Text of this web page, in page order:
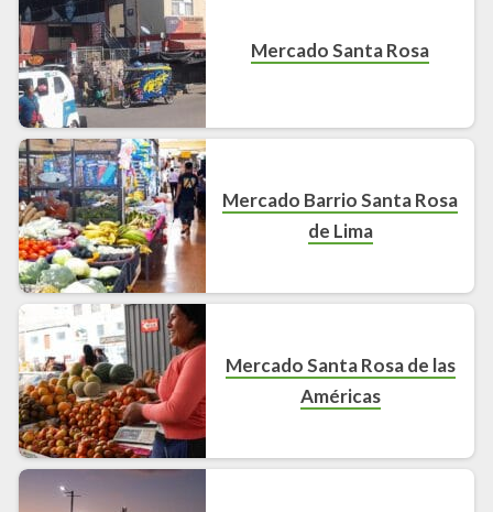
Mercado Santa Rosa
Mercado Barrio Santa Rosa
de Lima
Mercado Santa Rosa de las
Américas